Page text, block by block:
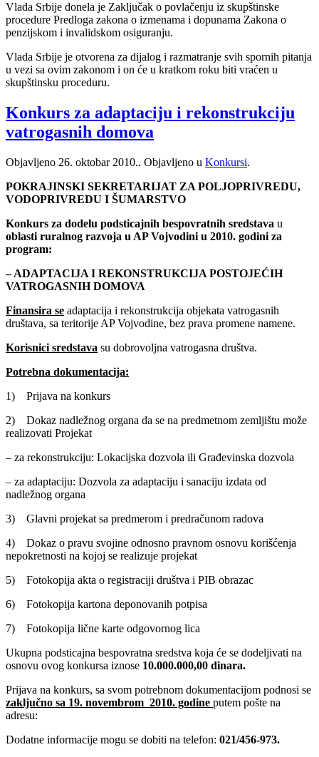
Vlada Srbije donela je Zaključak o povlačenju iz skupštinske
procedure Predloga zakona o izmenama i dopunama Zakona o
penzijskom i invalidskom osiguranju.
Vlada Srbije je otvorena za dijalog i razmatranje svih spornih pitanja
u vezi sa ovim zakonom i on će u kratkom roku biti vraćen u
skupštinsku proceduru.
Konkurs za adaptaciju i rekonstrukciju
vatrogasnih domova
Objavljeno 26. oktobar 2010.. Objavljeno u Konkursi.
POKRAJINSKI SEKRETARIJAT ZA POLJOPRIVREDU,
VODOPRIVREDU I ŠUMARSTVO
Konkurs za dodelu podsticajnih bespovratnih sredstava u
oblasti ruralnog razvoja u AP Vojvodini u 2010. godini za
program:
– ADAPTACIJA I REKONSTRUKCIJA POSTOJEĆIH
VATROGASNIH DOMOVA
Finansira se adaptacija i rekonstrukcija objekata vatrogasnih
društava, sa teritorije AP Vojvodine, bez prava promene namene.
Korisnici sredstava su dobrovoljna vatrogasna društva.
Potrebna dokumentacija:
1) Prijava na konkurs
2) Dokaz nadležnog organa da se na predmetnom zemljištu može
realizovati Projekat
– za rekonstrukciju: Lokacijska dozvola ili Građevinska dozvola
– za adaptaciju: Dozvola za adaptaciju i sanaciju izdata od
nadležnog organa
3) Glavni projekat sa predmerom i predračunom radova
4) Dokaz o pravu svojine odnosno pravnom osnovu korišćenja
nepokretnosti na kojoj se realizuje projekat
5) Fotokopija akta o registraciji društva i PIB obrazac
6) Fotokopija kartona deponovanih potpisa
7) Fotokopija lične karte odgovornog lica
Ukupna podsticajna bespovratna sredstva koja će se dodeljivati na
osnovu ovog konkursa iznose 10.000.000,00 dinara.
Prijava na konkurs, sa svom potrebnom dokumentacijom podnosi se
zaključno sa 19. novembrom 2010. godine putem pošte na
adresu:
Dodatne informacije mogu se dobiti na telefon: 021/456-973.